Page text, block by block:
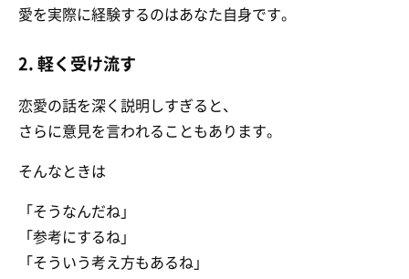
愛を実際に経験するのはあなた自身です。
2. 軽く受け流す
恋愛の話を深く説明しすぎると、
さらに意見を言われることもあります。
そんなときは
「そうなんだね」
「参考にするね」
「そういう考え方もあるね」